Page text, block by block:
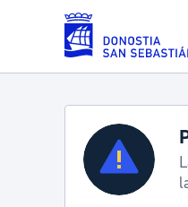
Saltar al contenido principal
Servicios
Padrón y